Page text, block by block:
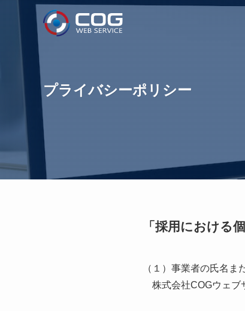
プライバシーポリシー
「採用における
（１）事業者の氏名ま
株式会社COGウェブ